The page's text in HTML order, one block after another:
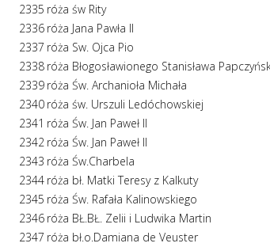
2335 róża św Rity
2336 róża Jana Pawła II
2337 róża Sw. Ojca Pio
2338 róża Błogosławionego Stanisława
2339 róża Św. Archanioła Michała
2340 róża św. Urszuli Ledóchowskiej
2341 róża Św. Jan Paweł II
2342 róża Św. Jan Paweł II
2343 róża Św.Charbela
2344 róża bł. Matki Teresy z Kalkuty
2345 róża Św. Rafała Kalinowskiego
2346 róża BŁ.BŁ. Zelii i Ludwika Martin
2347 róża bł.o.Damiana de Veuster